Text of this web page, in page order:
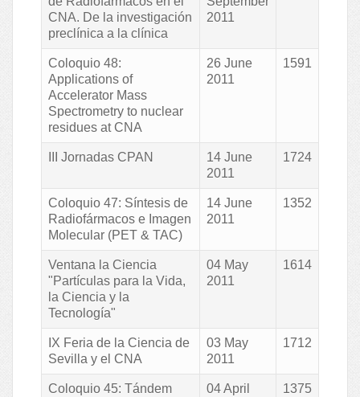
CNA. De la investigación
preclínica a la clínica
2011
Coloquio 48:
Applications of
Accelerator Mass
Spectrometry to nuclear
residues at CNA
26 June
2011
1591
III Jornadas CPAN
14 June
2011
1724
Coloquio 47: Síntesis de
Radiofármacos e Imagen
Molecular (PET & TAC)
14 June
2011
1352
Ventana la Ciencia
"Partículas para la Vida,
la Ciencia y la
Tecnología"
04 May
2011
1614
IX Feria de la Ciencia de
Sevilla y el CNA
03 May
2011
1712
Coloquio 45: Tándem
04 April
1375